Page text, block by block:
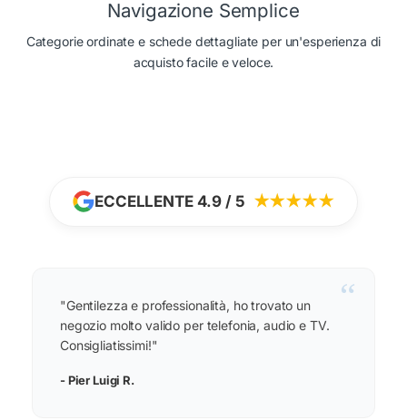
Navigazione Semplice
Categorie ordinate e schede dettagliate per un'esperienza di
acquisto facile e veloce.
ECCELLENTE 4.9 / 5 ★★★★★
“
"Gentilezza e professionalità, ho trovato un
negozio molto valido per telefonia, audio e TV.
Consigliatissimi!"
- Pier Luigi R.